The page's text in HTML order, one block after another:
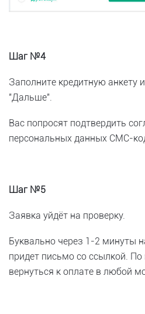
Шаг №4
Заполните кредитную анкету
"Дальше".
Вас попросят подтвердить
персональных данных СМС-
Шаг №5
Заявка уйдёт на проверку.
Буквально через 1-2 минуты
придет письмо со ссылкой.
вернуться к оплате в любой